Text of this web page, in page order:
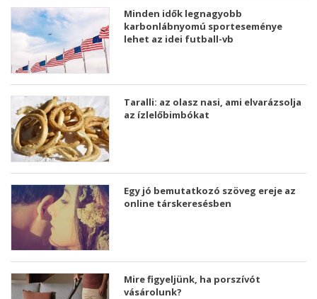
Minden idők legnagyobb
karbonlábnyomú sporteseménye
lehet az idei futball-vb
Taralli: az olasz nasi, ami elvarázsolja
az ízlelőbimbókat
Egy jó bemutatkozó szöveg ereje az
online társkeresésben
Mire figyeljünk, ha porszívót
vásárolunk?